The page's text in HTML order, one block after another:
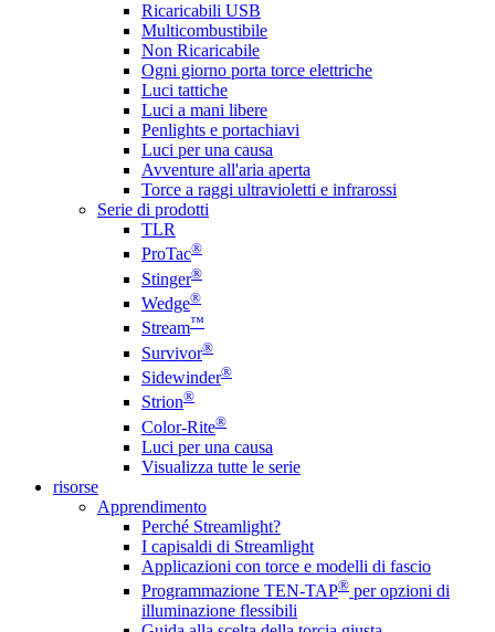
Ricaricabili USB
Multicombustibile
Non Ricaricabile
Ogni giorno porta torce elettriche
Luci tattiche
Luci a mani libere
Penlights e portachiavi
Luci per una causa
Avventure all'aria aperta
Torce a raggi ultravioletti e infrarossi
Serie di prodotti
TLR
ProTac®
Stinger®
Wedge®
Stream™
Survivor®
Sidewinder®
Strion®
Color-Rite®
Luci per una causa
Visualizza tutte le serie
risorse
Apprendimento
Perché Streamlight?
I capisaldi di Streamlight
Applicazioni con torce e modelli di fascio
Programmazione TEN-TAP® per opzioni di
illuminazione flessibili